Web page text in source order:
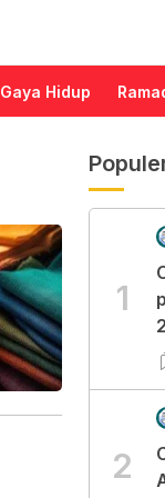
Gaya Hidup
1
2